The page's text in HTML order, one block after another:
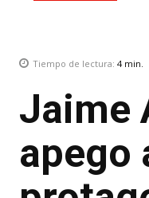
Tiempo de lectura: 4min.
Jaime
apego